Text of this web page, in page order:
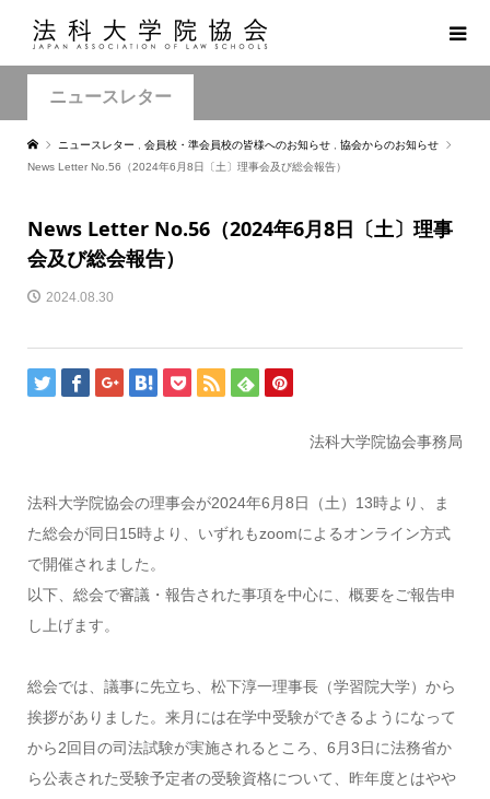
ニュースレター
ニュースレター 会員校・準会員校の皆様へのお知らせ
協会からのお知らせ
News Letter No.56（2024年6月8日〔土〕理事会及び総会報告）
News Letter No.56（2024年6月8日〔土〕理事
会及び総会報告）
2024.08.30
法科大学院協会事務局
法科大学院協会の理事会が2024年6月8日（土）13時より、ま
た総会が同日15時より、いずれもzoomによるオンライン方式
で開催されました。
以下、総会で審議・報告された事項を中心に、概要をご報告申
し上げます。
総会では、議事に先立ち、松下淳一理事長（学習院大学）から
挨拶がありました。来月には在学中受験ができるようになって
から2回目の司法試験が実施されるところ、6月3日に法務省か
ら公表された受験予定者の受験資格について、昨年度とはやや